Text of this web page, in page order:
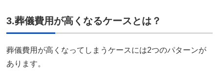
3.葬儀費用が高くなるケースとは？
葬儀費用が高くなってしまうケースには2つのパターンが
あります。